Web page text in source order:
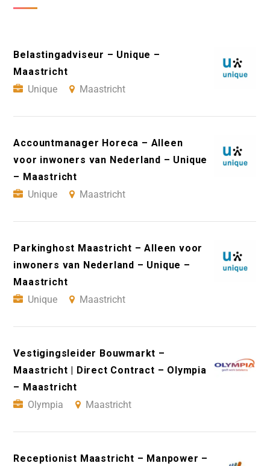
Belastingadviseur – Unique –
Maastricht
Unique
Maastricht
Accountmanager Horeca – Alleen
voor inwoners van Nederland – Unique
– Maastricht
Unique
Maastricht
Parkinghost Maastricht – Alleen voor
inwoners van Nederland – Unique –
Maastricht
Unique
Maastricht
Vestigingsleider Bouwmarkt –
Maastricht | Direct Contract – Olympia
– Maastricht
Olympia
Maastricht
Receptionist Maastricht – Manpower –